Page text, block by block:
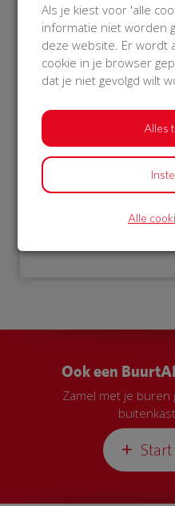
€
16
Bekijk
Ook een
Zamel met je buren
Als je kiest voor 'alle
informatie niet worden
deze website. Er wordt
cookie in je browser
dat je niet gevolgd wilt
Alle